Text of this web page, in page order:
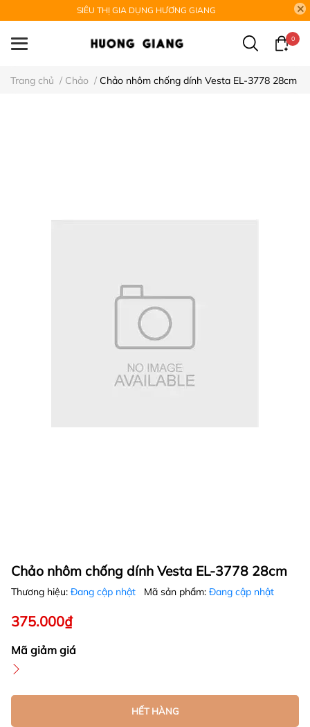
SIÊU THỊ GIA DỤNG HƯƠNG GIANG
0
Trang chủ / Chảo / Chảo nhôm chống dính Vesta EL-3778 28cm
Chảo nhôm chống dính Vesta EL-3778 28cm
Thương hiệu: Đang cập nhật Mã sản phẩm: Đang cập nhật
375.000₫
Mã giảm giá
HẾT HÀNG